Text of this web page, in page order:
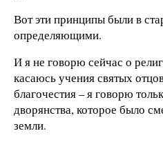
Вот эти принципы были в
определяющими.
И я не говорю сейчас о
касаюсь учения святых
благочестия – я говорю
дворянства, которое было
земли.